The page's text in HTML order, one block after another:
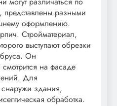
представлены разными
оформлению.
Стройматериал,
выступают обрезки
Он
смотрится на фасаде
Для
здания,
обработка.